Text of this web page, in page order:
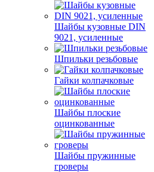
Шайбы кузовные DIN
9021, усиленные
Шпильки резьбовые
Гайки колпачковые
Шайбы плоские
оцинкованные
Шайбы пружинные
гроверы